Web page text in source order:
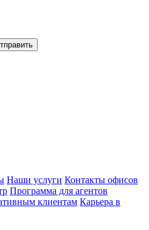
Наши услуги Контакты офисов
Программа для агентов
клиентам Карьера в